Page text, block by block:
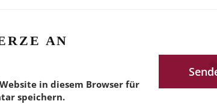
AN
in diesem Browser für
speichern.